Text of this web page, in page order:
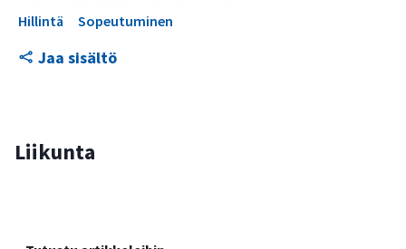
Liikunta
Hillintä
Sopeutuminen
Jaa sisältö